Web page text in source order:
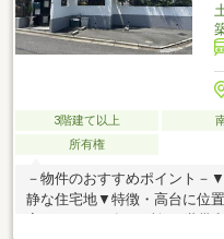
3階建て以上
所有権
－物件のおすすめポイント－
静な住宅地▼特徴・高台に位